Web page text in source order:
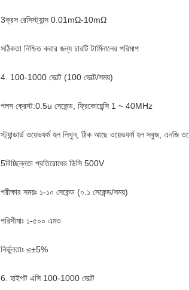
3ক্রস রেসিস্ট্যান্স 0.01mΩ-10mΩ
সঠিকতা নিশ্চিত করার জন্য চারটি টার্মিনালের পরিমাপ
4. 100-1000 ভোল্ট (100 ভোল্ট/সময়)
পলস ক্রেস্ট:0.5u সেকেন্ড, ফ্রিকোয়েন্সি 1 ~ 40MHz
স্ট্যান্ডার্ড ওয়েভফর্ম হল লিখুন, ঠিক আছে ওয়েভফর্ম হল সবুজ, এনজি
5বিচ্ছিন্নতা প্রতিরোধের ডিসি 500V
পরীক্ষার সময়ঃ ১-১০ সেকেন্ড (০.১ সেকেন্ড/সময়)
পরিসীমাঃ ১-৫০০ এমও
নির্ভুলতাঃ ≤±5%
6. হাইপট এসি 100-1000 ভোল্ট